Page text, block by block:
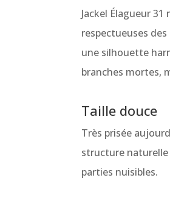
Jackel Élagueur
respectueuses
une silhouette
branches mortes,
Taille douce
Très prisée
structure naturelle
parties nuisibles.